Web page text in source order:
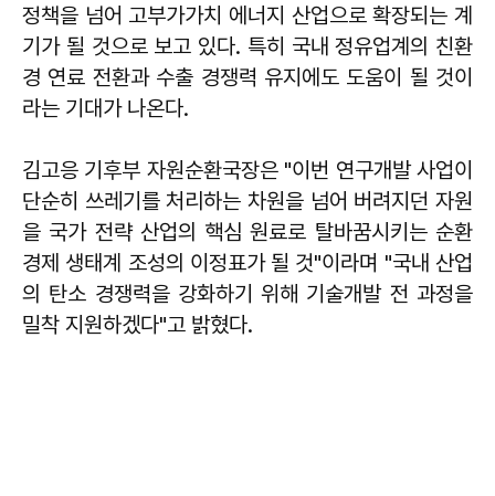
정책을 넘어 고부가가치 에너지 산업으로 확장되는 계
기가 될 것으로 보고 있다. 특히 국내 정유업계의 친환
경 연료 전환과 수출 경쟁력 유지에도 도움이 될 것이
라는 기대가 나온다.
김고응 기후부 자원순환국장은 "이번 연구개발 사업이
단순히 쓰레기를 처리하는 차원을 넘어 버려지던 자원
을 국가 전략 산업의 핵심 원료로 탈바꿈시키는 순환
경제 생태계 조성의 이정표가 될 것"이라며 "국내 산업
의 탄소 경쟁력을 강화하기 위해 기술개발 전 과정을
밀착 지원하겠다"고 밝혔다.